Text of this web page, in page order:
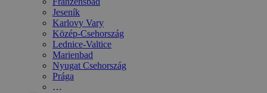
Jeseník
Karlovy Vary
Közép-Csehország
Lednice-Valtice
Marienbad
Nyugat Csehország
Prága
…